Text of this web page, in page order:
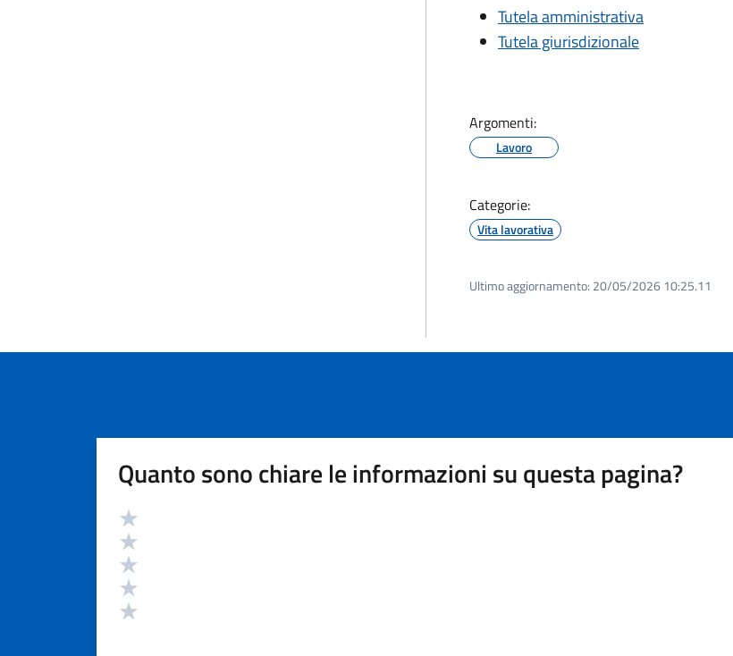
Tutela amministrativa
Tutela giurisdizionale
Argomenti:
Lavoro
Categorie:
Vita lavorativa
Ultimo aggiornamento: 20/05/2026 10:25.11
Quanto sono chiare le informazioni su questa pagina?
Valutazione